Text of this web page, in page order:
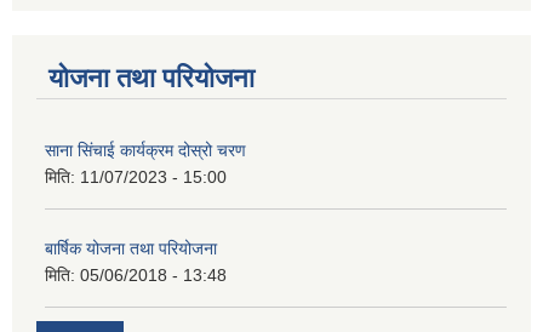
योजना तथा परियोजना
साना सिंचाई कार्यक्रम दोस्रो चरण
मिति: 11/07/2023 - 15:00
बार्षिक योजना तथा परियोजना
मिति: 05/06/2018 - 13:48